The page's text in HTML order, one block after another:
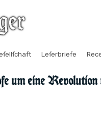
Leſerbriefe
um eine